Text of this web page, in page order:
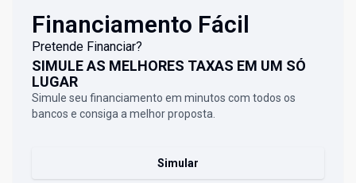
Financiamento Fácil
Pretende Financiar?
SIMULE AS MELHORES TAXAS EM UM SÓ
LUGAR
Simule seu financiamento em minutos com todos os
bancos e consiga a melhor proposta.
Simular